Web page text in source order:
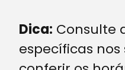
Dica: Consulte
específicas